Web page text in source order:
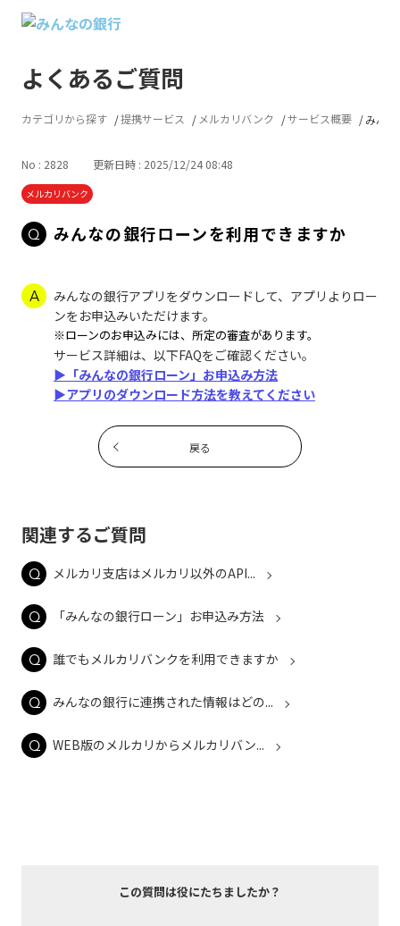
よくあるご質問
カテゴリから探す 提携サービス メルカリバンク サービス概要 みん
No : 2828 更新日時 : 2025/12/24 08:48
メルカリバンク
みんなの銀行ローンを利用できますか
みんなの銀行アプリをダウンロードして、アプリよりロー
ンをお申込みいただけます。
※ローンのお申込みには、所定の審査があります。
サービス詳細は、以下FAQをご確認ください。
▶「みんなの銀行ローン」お申込み方法
▶アプリのダウンロード方法を教えてください
戻る
関連するご質問
メルカリ支店はメルカリ以外のAPI...
「みんなの銀行ローン」お申込み方法
誰でもメルカリバンクを利用できますか
みんなの銀行に連携された情報はどの...
WEB版のメルカリからメルカリバン...
この質問は役にたちましたか？